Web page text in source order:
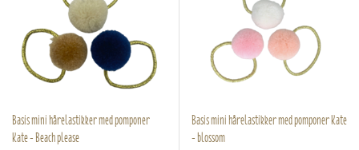
Basis mini hårelastikker med pomponer
Kate - Beach please
Basis mini hårelastikker med pomponer Kate
- blossom